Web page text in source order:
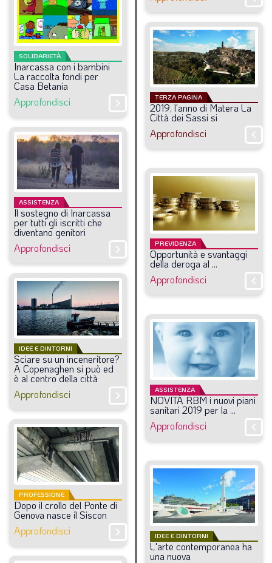
LA VIGNETTA DI EVASIO
SPECIALE
CAMBIA NUMERO expand_more
SOLIDARIETÀ
Inarcassaconibambini
La raccolta fondi per
Casa Betania
Approfondisci
chevron_right TERZA PAGINA
2019,l'annodiMateraLa
Città dei Sassi si
Approfondisci
chevron_right
ASSISTENZA
IlsostegnodiInarcassa
pertutti gli iscritti che
diventano genitori
Approfondisci
chevron_right PREVIDENZA
Opportunitàesvantaggi
della deroga al ...
Approfondisci
chevron_right
IDEE E DINTORNI
Sciaresuuninceneritore?
A Copenaghen si può ed
è al centro della città
Approfondisci
chevron_right ASSISTENZA
NOVITÀRBMinuovipiani
sanitari 2019 perla ...
Approfondisci
chevron_right
PROFESSIONE
DopoilcrollodelPontedi
Genova nasce il Siscon
Approfondisci
chevron_right IDEE E DINTORNI
L'artecontemporaneaha
una nuova